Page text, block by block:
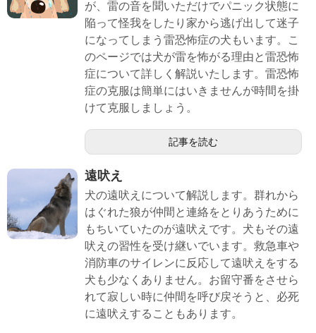
が、雷の音を聞いただけでパニック状態に
陥って怪我をしたり家から逃げ出して迷子
になってしまう雷恐怖症の犬もいます。こ
のページでは犬が雷を怖がる理由と雷恐怖
症について詳しく解説いたします。雷恐怖
症の克服は簡単にはいきませんが時間を掛
けて克服しましょう。
記事を読む
遠吠え
犬の遠吠えについて解説します。群れから
はぐれた狼が仲間と連絡をとりあうために
もちいていたのが遠吠えです。犬もその遠
吠えの習性を受け継いでいます。救急車や
消防車のサイレンに反応して遠吠えをする
犬も少なくありません。お留守番をさせら
れて寂しい時に仲間を呼び戻そうと、必死
に遠吠えすることもあります。